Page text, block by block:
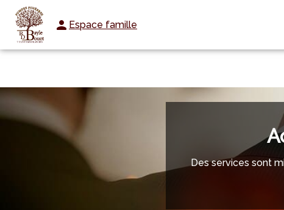
Espace famille
NOS SERVICES NOTRE AGENCE
Des services sont